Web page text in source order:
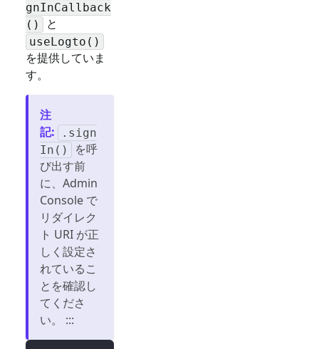
gnInCallback
()
と
useLogto()
を提供していま
す。
注
記:
.sign
In()
を呼
び出す前
に、Admin
Console で
リダイレク
ト URI が正
しく設定さ
れているこ
とを確認し
てくださ
い。 :::